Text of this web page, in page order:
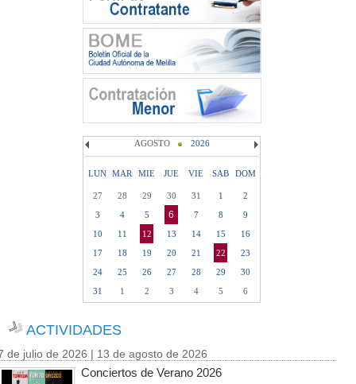
AGOSTO 2026
LUN MAR MIE JUE VIE SAB DOM
27 28 29 30 31 1
2
3
4 5 6 7 8
9
10
11 12 13 14 15
16
17
18 19 20 21 22
23
24
25 26 27 28 29
30
31
1 2 3 4 5 6
ACTIVIDADES
de julio de 2026 | 13 de agosto de 2026
Conciertos de Verano 2026